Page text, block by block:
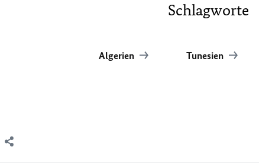
Schlagworte
Algerien Tunesien